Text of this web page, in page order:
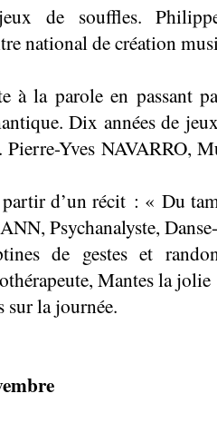
de souffles.
national de création
à la parole en passant
Dix années de
Pierre-Yves NAVARRO,
d’un récit : « Du
Psychanalyste,
de gestes et
Mantes la jolie
sur la journée.